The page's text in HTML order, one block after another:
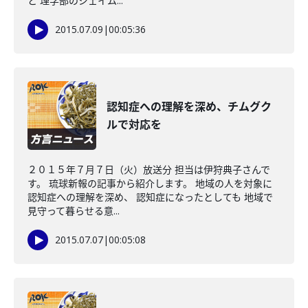
2015.07.09 |00:05:36
認知症への理解を深め、チムグク
ルで対応を
２０１５年７月７日（火）放送分 担当は伊狩典子さんで
す。 琉球新報の記事から紹介します。 地域の人を対象に
認知症への理解を深め、 認知症になったとしても 地域で
見守って暮らせる意...
2015.07.07|00:05:08